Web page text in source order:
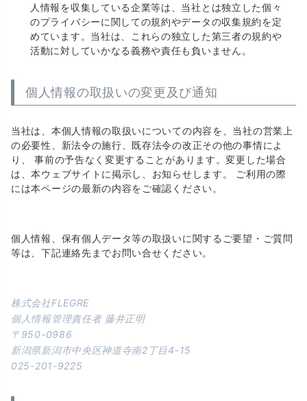
人情報を収集している企業等は、当社とは独立した個々
のプライバシーに関しての規約やデータの収集規約を定
めています。当社は、これらの独立した第三者の規約や
活動に対していかなる義務や責任も負いません。
個人情報の取扱いの変更及び通知
当社は、本個人情報の取扱いについての内容を、当社の営業上
の必要性、新法令の施行、既存法令の改正その他の事情によ
り、 事前の予告なく変更することがあります。変更した場合
は、本ウェブサイトに掲示し、お知らせします。 ご利用の際
には本ページの最新の内容をご確認ください。
個人情報、保有個人データ等の取扱いに関するご要望・ご質問
等は、下記連絡先までお問い合せください。
株式会社FLEGRE
個人情報管理責任者 藤井正明
950-0986
新潟県新潟市中央区神道寺南2丁目4-15
025-201-9225